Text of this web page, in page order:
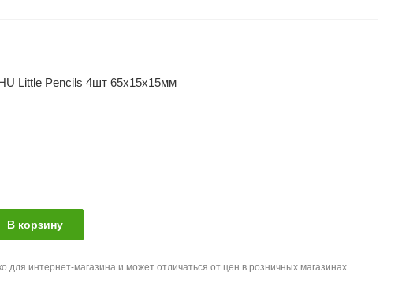
Little Pencils 4шт 65х15х15мм
В корзину
для интернет-магазина и может отличаться от цен в розничных магазинах